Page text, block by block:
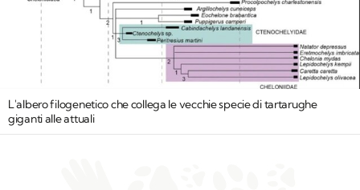
L'albero filogenetico che collega le vecchie specie di tartarughe
giganti alle attuali